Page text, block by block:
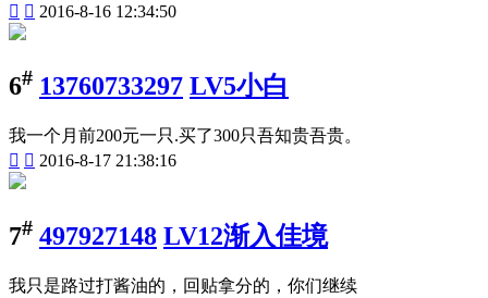
  2016-8-16 12:34:50
6# 13760733297 LV5小白
我一个月前200元一只.买了300只吾知贵吾贵。
  2016-8-17 21:38:16
7# 497927148 LV12渐入佳境
我只是路过打酱油的，回贴拿分的，你们继续